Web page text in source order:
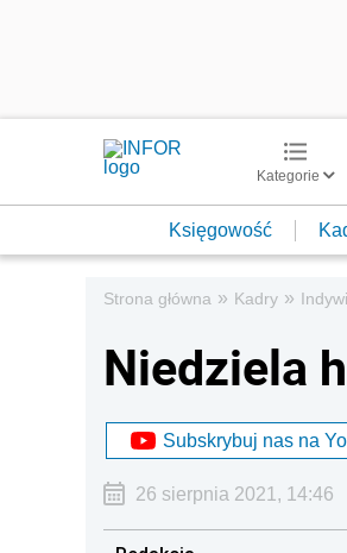
Kategorie
Księgowość
Strona główna » Kadry »
Niedziela
Subskrybuj nas na
26 sierpnia 2021, 14:46